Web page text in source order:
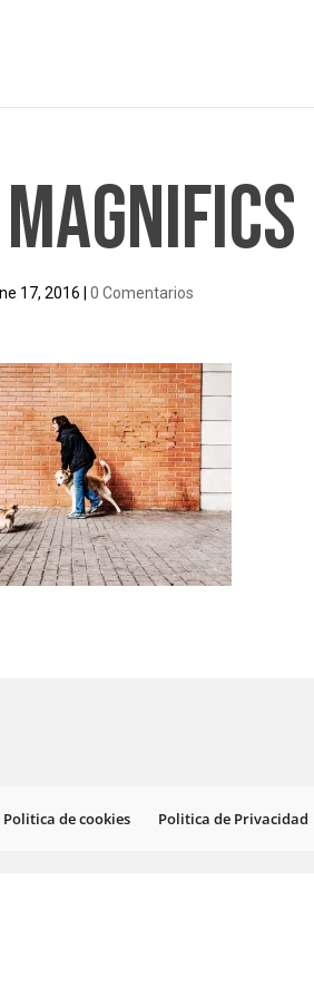
17, 2016 |0 Comentarios
Politica de cookies Politica de Privacidad